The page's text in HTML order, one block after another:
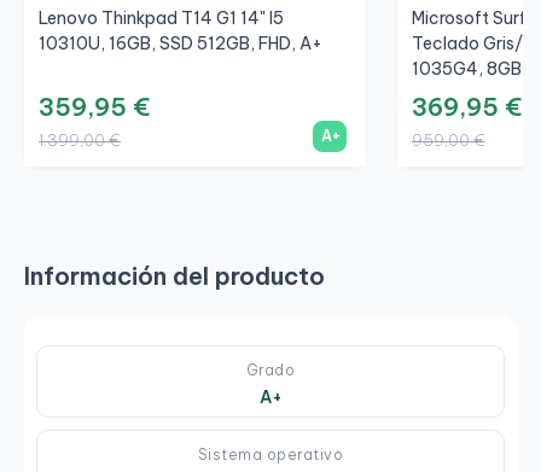
Lenovo Thinkpad T14 G1 14" I5
10310U, 16GB, SSD 512GB, FHD, A+
359,95 €
1.399,00 € A+
Microsoft
Teclado Gris/
1035G4, 8GB,
369,95 €
959,00 €
Información del producto
Grado
A+
Sistema operativo